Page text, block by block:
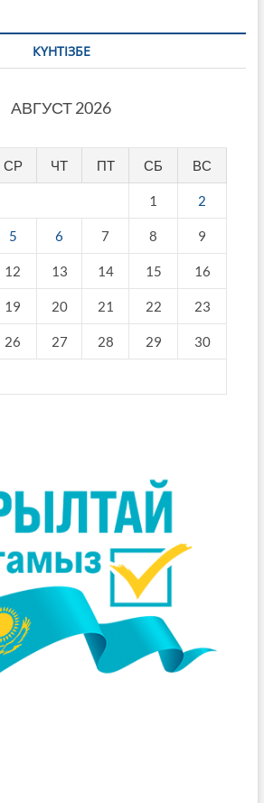
КҮНТІЗБЕ
АВГУСТ 2026
СР ЧТ ПТ СБ ВС
1 2
5 6 7 8 9
12 13 14 15 16
19 20 21 22 23
26 27 28 29 30